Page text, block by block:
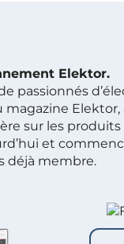
Elektor.
passionnés
sur les
et
déjà membre.